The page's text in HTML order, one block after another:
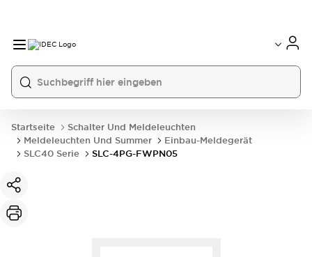
Startseite
Schalter Und Meldeleuchten
Meldeleuchten Und Summer
Einbau-Meldegerät
SLC40 Serie
SLC-4PG-FWPN05